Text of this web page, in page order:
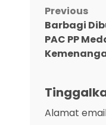
Post
Previous
Barbagi
PAC PP
Alamat